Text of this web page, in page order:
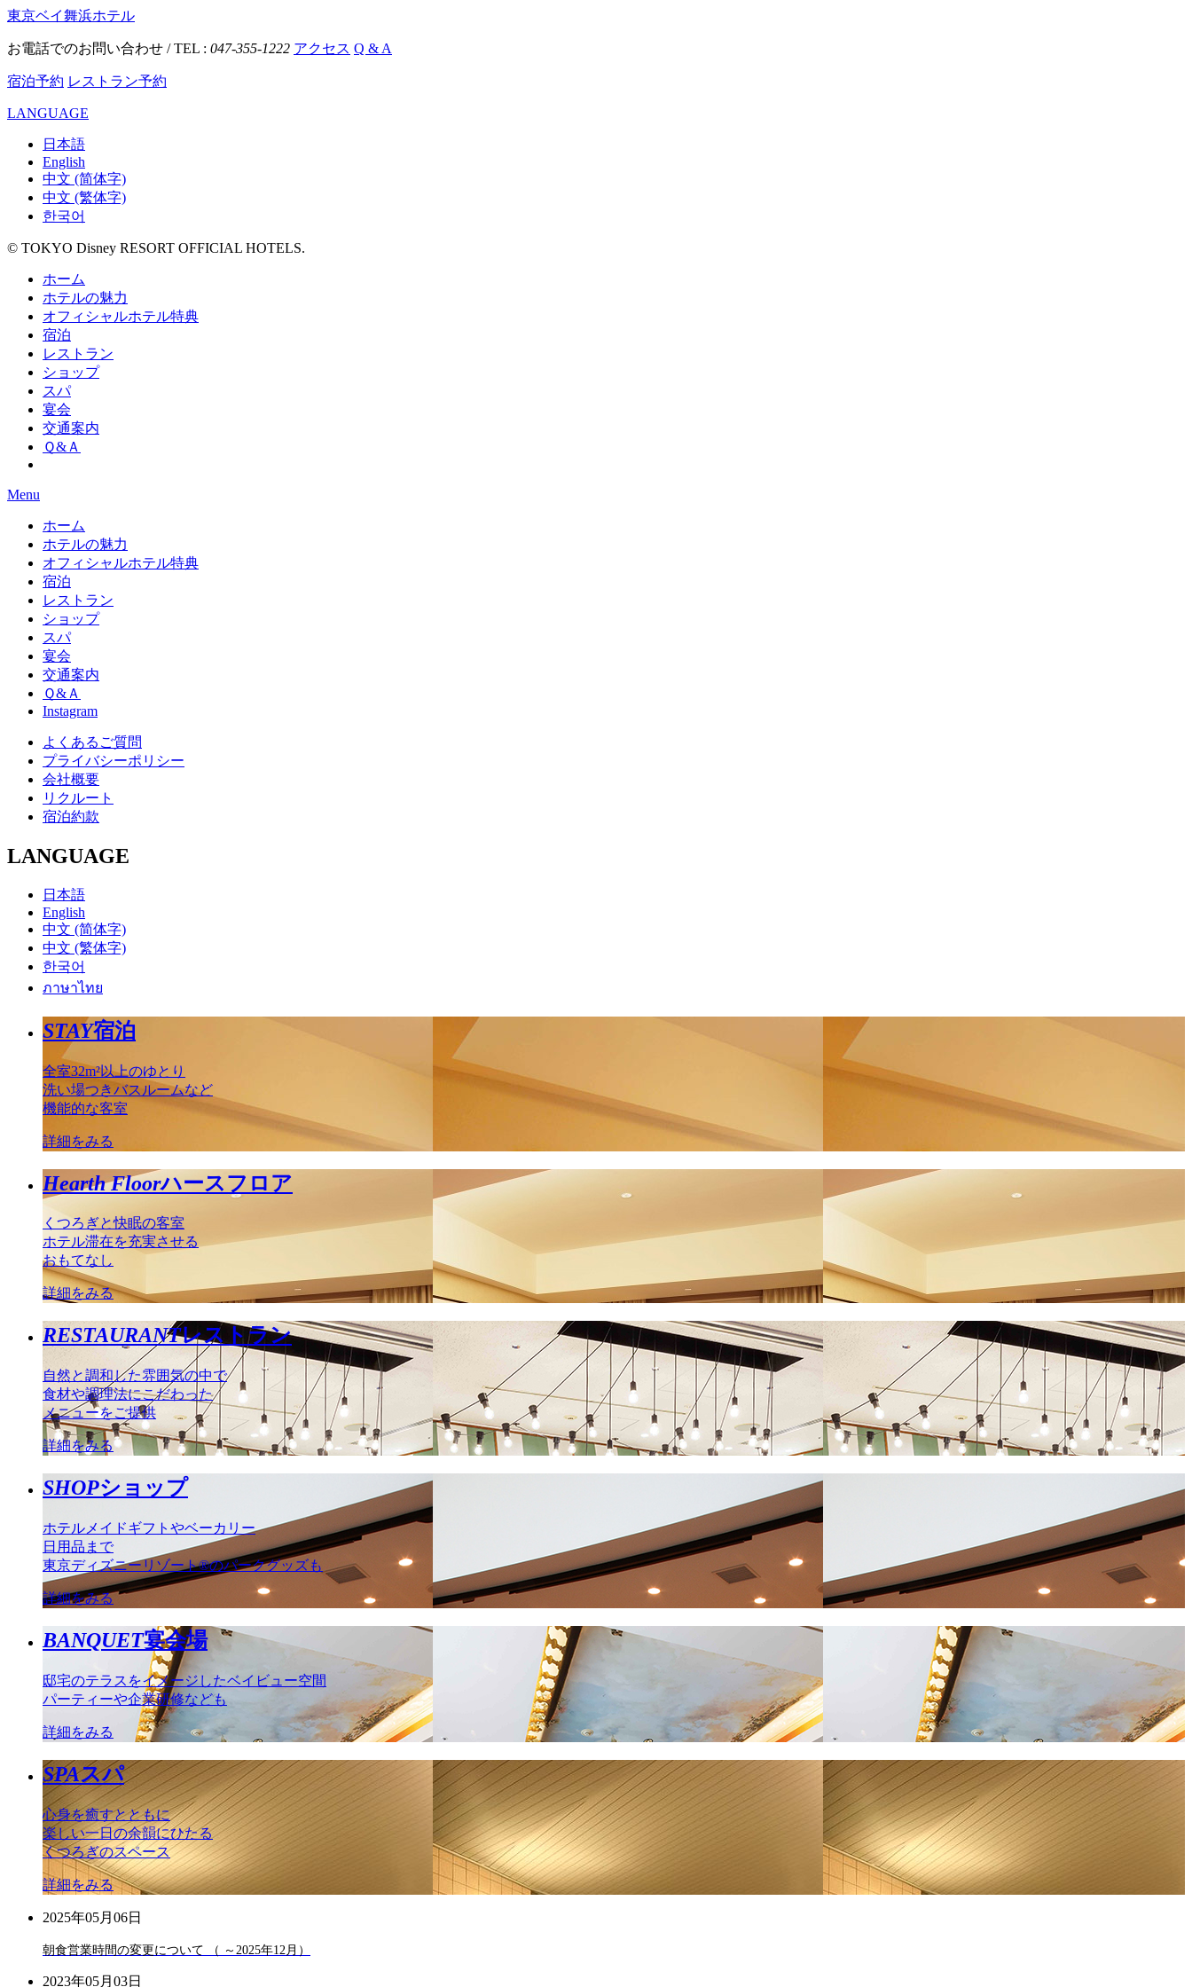
東京ベイ舞浜ホテル
お電話でのお問い合わせ / TEL : 047-355-1222 アクセス Q & A
宿泊予約 レストラン予約
LANGUAGE
日本語
English
中文 (简体字)
中文 (繁体字)
한국어
© TOKYO Disney RESORT OFFICIAL HOTELS.
ホーム
ホテルの魅力
オフィシャルホテル特典
宿泊
レストラン
ショップ
スパ
宴会
交通案内
Ｑ&Ａ
Menu
ホーム
ホテルの魅力
オフィシャルホテル特典
宿泊
レストラン
ショップ
スパ
宴会
交通案内
Ｑ&Ａ
Instagram
よくあるご質問
プライバシーポリシー
会社概要
リクルート
宿泊約款
LANGUAGE
日本語
English
中文 (简体字)
中文 (繁体字)
한국어
ภาษาไทย
STAY宿泊
全室32m²以上のゆとり
洗い場つきバスルームなど
機能的な客室
詳細をみる
Hearth Floorハースフロア
くつろぎと快眠の客室
ホテル滞在を充実させる
おもてなし
詳細をみる
RESTAURANTレストラン
自然と調和した雰囲気の中で
食材や調理法にこだわった
メニューをご提供
詳細をみる
SHOPショップ
ホテルメイドギフトやベーカリー
日用品まで
東京ディズニーリゾート®のパークグッズも
詳細をみる
BANQUET宴会場
邸宅のテラスをイメージしたベイビュー空間
パーティーや企業研修なども
詳細をみる
SPAスパ
心身を癒すとともに
楽しい一日の余韻にひたる
くつろぎのスペース
詳細をみる
2025年05月06日
朝食営業時間の変更について （ ～2025年12月）
2023年05月03日